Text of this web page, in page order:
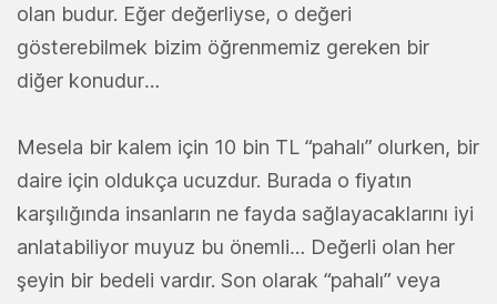
olan budur. Eğer değerliyse, o değeri
gösterebilmek bizim öğrenmemiz gereken bir
diğer konudur…
Mesela bir kalem için 10 bin TL “pahalı” olurken, bir
daire için oldukça ucuzdur. Burada o fiyatın
karşılığında insanların ne fayda sağlayacaklarını iyi
anlatabiliyor muyuz bu önemli… Değerli olan her
şeyin bir bedeli vardır. Son olarak “pahalı” veya